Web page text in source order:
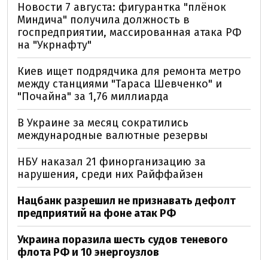
Новости 7 августа: фигурантка "плёнок
Миндича" получила должность в
госпредприятии, массированная атака РФ
на "Укрнафту"
Киев ищет подрядчика для ремонта метро
между станциями "Тараса Шевченко" и
"Почайна" за 1,76 миллиарда
В Украине за месяц сократились
международные валютные резервы
НБУ наказал 21 финорганизацию за
нарушения, среди них Райффайзен
Нацбанк разрешил не признавать дефолт
предприятий на фоне атак РФ
Украина поразила шесть судов теневого
флота РФ и 10 энергоузлов